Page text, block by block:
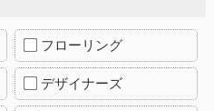
フローリング
デザイナーズ